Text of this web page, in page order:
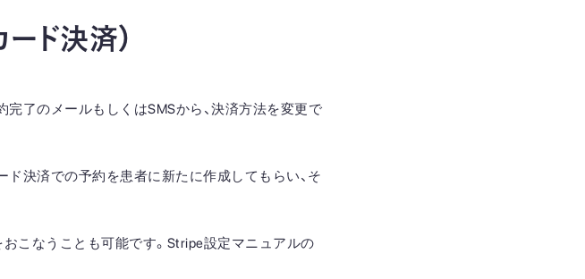
ド決済）
了のメールもしくはSMSから、決済方法を変更で
決済での予約を患者に新たに作成してもらい、そ
こなうことも可能です。Stripe設定マニュアルの